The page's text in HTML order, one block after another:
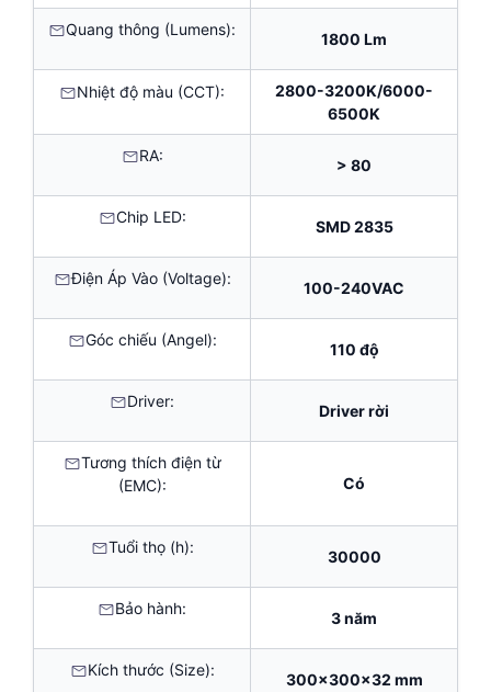
Quang thông (Lumens):
1800 Lm
Nhiệt độ màu (CCT):
2800-3200K/6000-
6500K
RA:
> 80
Chip LED:
SMD 2835
Điện Áp Vào (Voltage):
100-240VAC
Góc chiếu (Angel):
110 độ
Driver:
Driver rời
Tương thích điện từ
(EMC):
Có
Tuổi thọ (h):
30000
Bảo hành:
3 năm
Kích thước (Size):
300x300x32 mm